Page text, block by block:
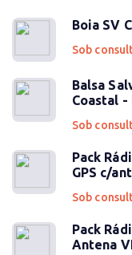
Boia SV
Sob
Balsa
Coastal -
Sob
Pack
GPS c/
Sob
Pack
Antena